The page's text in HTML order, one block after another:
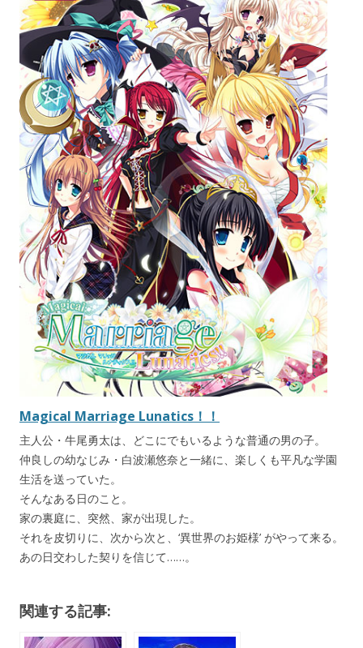
Magical Marriage Lunatics！！
主人公・牛尾勇太は、どこにでもいるような普通の男の子。
仲良しの幼なじみ・白波瀬悠奈と一緒に、楽しくも平凡な学園
生活を送っていた。
そんなある日のこと。
家の裏庭に、突然、家が出現した。
それを皮切りに、次から次と、‘異世界のお姫様’ がやって来る。
あの日交わした契りを信じて……。
関連する記事: